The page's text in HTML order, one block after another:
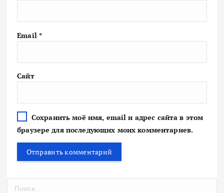
Email *
Сайт
Сохранить моё имя, email и адрес сайта в этом
браузере для последующих моих комментариев.